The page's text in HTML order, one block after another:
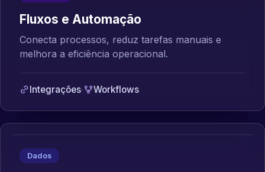
Fluxos e Automação
Conecta processos, reduz tarefas manuais e
melhora a eficiência operacional.
Integrações· Workflows
Dados